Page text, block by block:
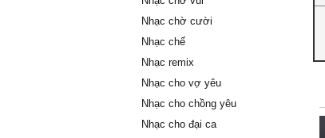
Nhạc chờ cười
Nhạc chế
Nhạc remix
Nhạc cho vợ yêu
Nhạc cho chồng yêu
Nhạc cho đại ca